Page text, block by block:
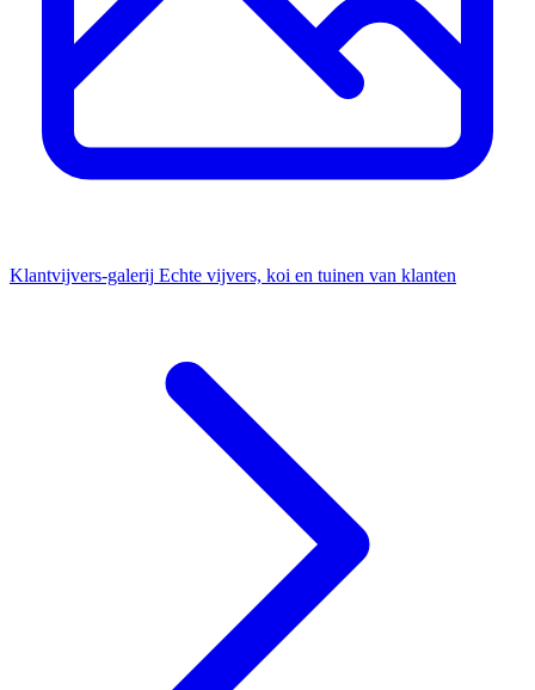
Klantvijvers-galerij Echte vijvers, koi en tuinen van klanten